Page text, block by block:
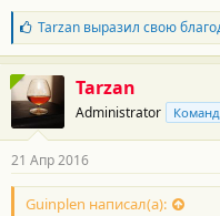
Б
л
а
г
о
д
а
н
о
с
Tarzanвыразил свою
Tarzan
Administrator
21 Апр 2016
Guinplen написал(а):